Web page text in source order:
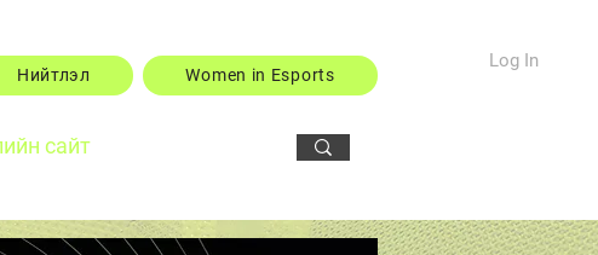
Нийтлэл Women in Esports
Log In
сайт